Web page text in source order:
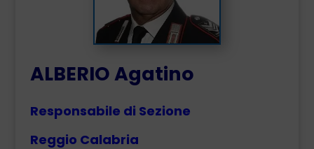
ALBERIO Agatino
Responsabile di Sezione
Reggio Calabria